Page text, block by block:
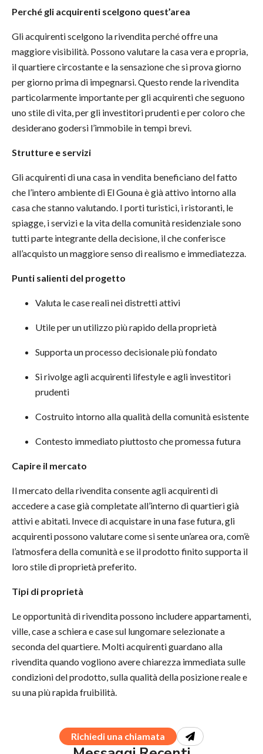
Perché gli acquirenti scelgono quest’area
Gli acquirenti scelgono la rivendita perché offre una
maggiore visibilità. Possono valutare la casa vera e propria,
il quartiere circostante e la sensazione che si prova giorno
per giorno prima di impegnarsi. Questo rende la rivendita
particolarmente importante per gli acquirenti che seguono
uno stile di vita, per gli investitori prudenti e per coloro che
desiderano godersi l’immobile in tempi brevi.
Strutture e servizi
Gli acquirenti di una casa in vendita beneficiano del fatto
che l’intero ambiente di El Gouna è già attivo intorno alla
casa che stanno valutando. I porti turistici, i ristoranti, le
spiagge, i servizi e la vita della comunità residenziale sono
tutti parte integrante della decisione, il che conferisce
all’acquisto un maggiore senso di realismo e immediatezza.
Punti salienti del progetto
Valuta le case reali nei distretti attivi
Utile per un utilizzo più rapido della proprietà
Supporta un processo decisionale più fondato
Si rivolge agli acquirenti lifestyle e agli investitori
prudenti
Costruito intorno alla qualità della comunità esistente
Contesto immediato piuttosto che promessa futura
Capire il mercato
Il mercato della rivendita consente agli acquirenti di
accedere a case già completate all’interno di quartieri già
attivi e abitati. Invece di acquistare in una fase futura, gli
acquirenti possono valutare come si sente un’area ora, com’è
l’atmosfera della comunità e se il prodotto finito supporta il
loro stile di proprietà preferito.
Tipi di proprietà
Le opportunità di rivendita possono includere appartamenti,
ville, case a schiera e case sul lungomare selezionate a
seconda del quartiere. Molti acquirenti guardano alla
rivendita quando vogliono avere chiarezza immediata sulle
condizioni del prodotto, sulla qualità della posizione reale e
su una più rapida fruibilità.
Richiedi una chiamata